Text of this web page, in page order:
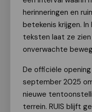
herinneringen en
betekenis krijgen.
teksten laat ze
onverwachte
De officiële
september 2025
nieuwe
terrein. RUIS blijft